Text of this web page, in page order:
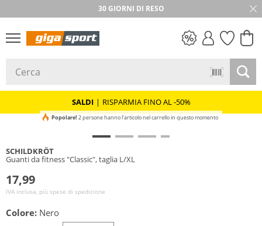
★★★★★ 4,8 / 5,0 STELLE
30 GIORNI DI RESO
SALDI | RISPARMIA FINO AL -50%
Popolare! 2 persone hanno l'articolo nel carrello in questo momento
SCHILDKRÖT
Guanti da fitness "Classic", taglia L/XL
17,99
IVA inclusa, più spese di spedizione
Colore: Nero